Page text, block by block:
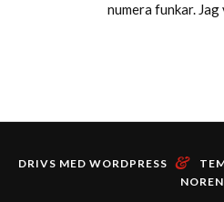
numera funkar.
DRIVS MED WORDPRESS &
NOREN